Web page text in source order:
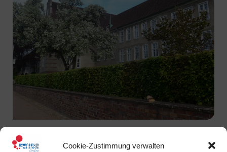
Cookie-Zustimmung verwalten
Anmeldung für Jahrgang 5